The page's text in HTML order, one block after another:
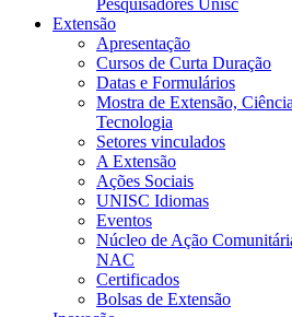
Pesquisadores Unisc
Extensão
Apresentação
Cursos de Curta Duração
Datas e Formulários
Mostra de Extensão,
Tecnologia
Setores vinculados
A Extensão
Ações Sociais
UNISC Idiomas
Eventos
Núcleo de Ação
NAC
Certificados
Bolsas de Extensão